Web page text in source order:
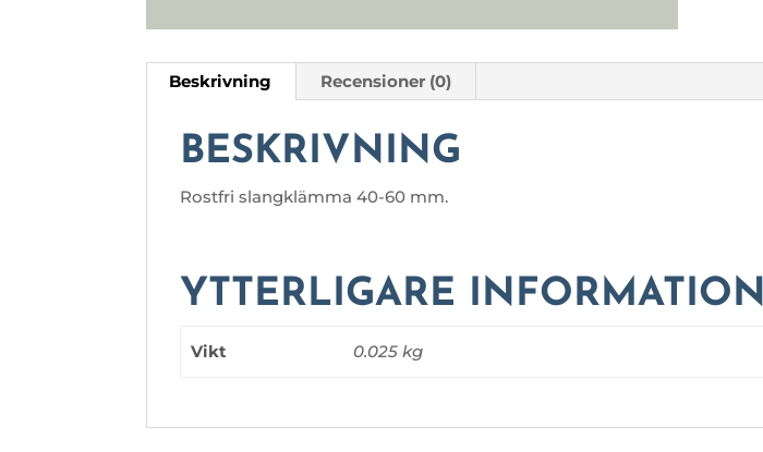
Beskrivning Recensioner (0)
BESKRIVNING
Rostfri slangklämma 40-60 mm.
YTTERLIGARE INFORMATION
Vikt 0.025 kg